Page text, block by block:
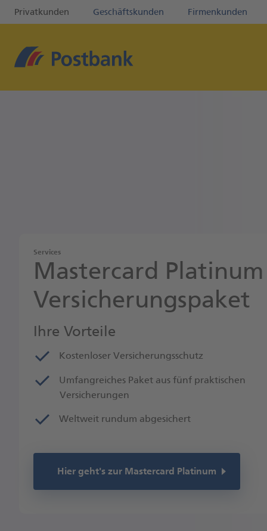
Privatkunden Geschäftskunden Firmenkunden
Services
Mastercard Platinum
Versicherungspaket
Ihre Vorteile
Kostenloser Versicherungsschutz
Umfangreiches Paket aus fünf praktischen
Versicherungen
Weltweit rundum abgesichert
Hier geht's zur Mastercard Platinum